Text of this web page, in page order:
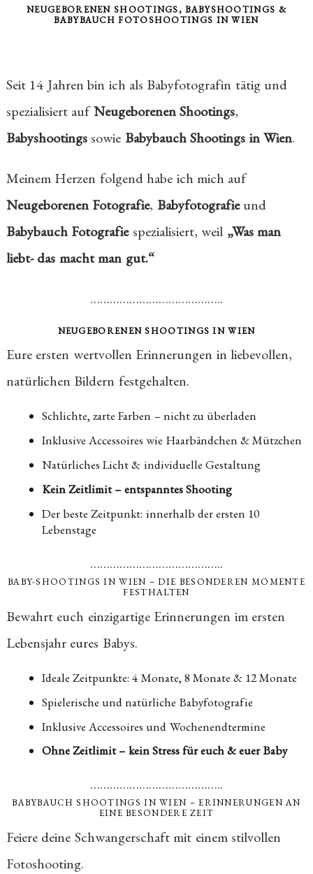
NEUGEBORENEN SHOOTINGS, BABYSHOOTINGS &
BABYBAUCH FOTOSHOOTINGS IN WIEN
Seit 14 Jahren bin ich als Babyfotografin tätig und
spezialisiert aufNeugeborenen Shootings,
Babyshootingssowie Babybauch Shootings in Wien.
Meinem Herzen folgend habe ich mich auf
Neugeborenen Fotografie, Babyfotografieund
Babybauch Fotografiespezialisiert, weil „Was man
liebt- das macht man gut.“
…………………………………..
NEUGEBORENEN SHOOTINGS IN WIEN
Eure ersten wertvollen Erinnerungen in liebevollen,
natürlichen Bildern festgehalten.
Schlichte, zarte Farben – nicht zu überladen
Inklusive Accessoires wie Haarbändchen & Mützchen
Natürliches Licht & individuelle Gestaltung
Kein Zeitlimit – entspanntes Shooting
Der beste Zeitpunkt: innerhalb der ersten 10
Lebenstage
…………………………………..
BABY-SHOOTINGS IN WIEN – DIE BESONDEREN MOMENTE
FESTHALTEN
Bewahrt euch einzigartige Erinnerungen im ersten
Lebensjahr eures Babys.
Ideale Zeitpunkte: 4 Monate, 8 Monate & 12 Monate
Spielerische und natürliche Babyfotografie
Inklusive Accessoires und Wochenendtermine
Ohne Zeitlimit – kein Stress für euch & euer Baby
…………………………………..
BABYBAUCH SHOOTINGS IN WIEN – ERINNERUNGEN AN
EINE BESONDERE ZEIT
Feiere deine Schwangerschaft mit einem stilvollen
Fotoshooting.